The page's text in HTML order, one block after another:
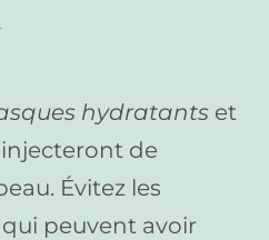
hydratants et
de
Évitez les
qui peuvent avoir